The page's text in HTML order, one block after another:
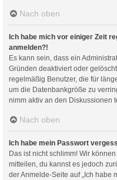
Nach oben
Ich habe mich vor einiger Zeit
anmelden?!
Es kann sein, dass ein
Gründen deaktiviert oder
regelmäßig Benutzer, die für
um die Datenbankgröße zu
nimm aktiv an den Diskussionen
Nach oben
Ich habe mein Passwort
Das ist nicht schlimm! Wir
mitteilen, du kannst es jedoch
der Anmelde-Seite auf „Ich habe